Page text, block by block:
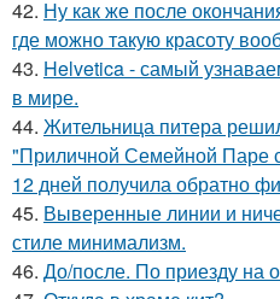
42. Ну как же после
где можно такую красоту
43. Helvetica - самый
в мире.
44. Жительница питера
"Приличной Семейной Паре
12 дней получила обратно
45. Выверенные линии и
стиле минимализм.
46. До/после. По приезду на